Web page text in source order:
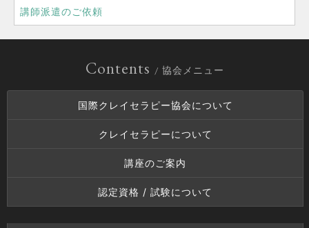
講師派遣のご依頼
Contents / 協会メニュー
国際クレイセラピー協会について
クレイセラピーについて
講座のご案内
認定資格 / 試験について